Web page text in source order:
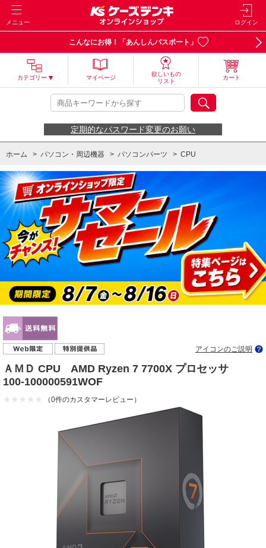
メニュー ログイン
こんなにお得！「あんしんパスポート」
カテゴリー マイページ
欲しいもの
リスト
カート
定期的なパスワード変更のお願い
ホーム > パソコン・周辺機器 > パソコンパーツ > CPU
ホーム > 【お買い得】CPU
アイコンのご説明
ＡＭＤ CPU AMD Ryzen 7 7700X プロセッサ
100-100000591WOF
（0件のカスタマーレビュー）